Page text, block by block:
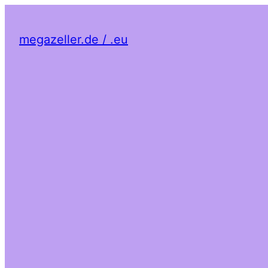
megazeller.de / .eu